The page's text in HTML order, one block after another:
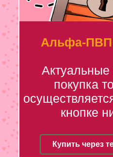
Альфа-ПВП
покупка
кнопке
Купить через